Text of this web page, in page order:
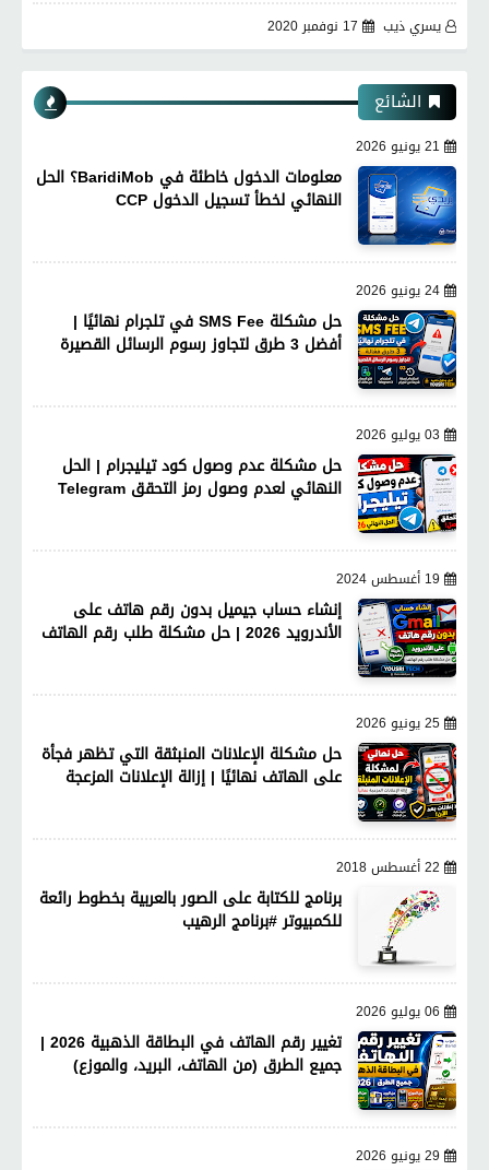
يسري ذيب
17 نوفمبر 2020
الشائع
21 يونيو 2026
معلومات الدخول خاطئة في BaridiMob؟ الحل
النهائي لخطأ تسجيل الدخول CCP
24 يونيو 2026
حل مشكلة SMS Fee في تلجرام نهائيًا |
أفضل 3 طرق لتجاوز رسوم الرسائل القصيرة
03 يوليو 2026
حل مشكلة عدم وصول كود تيليجرام | الحل
النهائي لعدم وصول رمز التحقق Telegram
19 أغسطس 2024
إنشاء حساب جيميل بدون رقم هاتف على
الأندرويد 2026 | حل مشكلة طلب رقم الهاتف
25 يونيو 2026
حل مشكلة الإعلانات المنبثقة التي تظهر فجأة
على الهاتف نهائيًا | إزالة الإعلانات المزعجة
22 أغسطس 2018
برنامج للكتابة على الصور بالعربية بخطوط رائعة
للكمبيوتر #برنامج الرهيب
06 يوليو 2026
تغيير رقم الهاتف في البطاقة الذهبية 2026 |
جميع الطرق (من الهاتف، البريد، والموزع)
29 يونيو 2026